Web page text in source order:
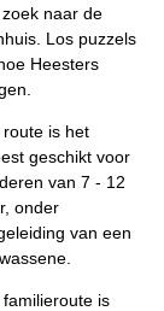
naar de
Los puzzels
Heesters
route is het
geschikt voor
van 7 - 12
onder
van een
familieroute is